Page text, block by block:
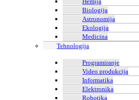
Biologija
Astronomija
Ekologija
Medicina
Tehnologija
Programiranje
Video produkcija
Informatika
Elektronika
Robotika